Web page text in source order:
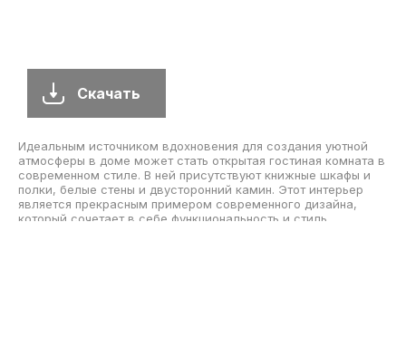
Скачать
Идеальным источником вдохновения для создания уютной
атмосферы в доме может стать открытая гостиная комната в
современном стиле. В ней присутствуют книжные шкафы и
полки, белые стены и двусторонний камин. Этот интерьер
является прекрасным примером современного дизайна,
который сочетает в себе функциональность и стиль.